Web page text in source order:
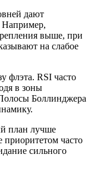
дают
Например,
выше, при
на слабое
флэта. RSI часто
в зоны
Боллинджера
план лучше
приоритетом часто
сильного